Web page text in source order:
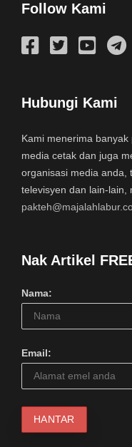
Follow Kami
Hubungi Kami
Kami menerima
media cetak dan juga
organisasi media anda,
televisyen dan lain-lain,
Nak Artikel
Nama:
Email: